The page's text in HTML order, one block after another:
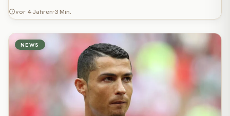
vor 4 Jahren 3 Min.
NEWS